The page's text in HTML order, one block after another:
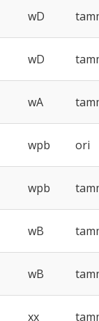
wD
wD
wA
wpb ori
wpb
wB
wB
xx